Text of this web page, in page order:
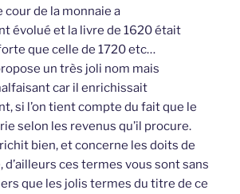
cour de la monnaie a
évolué et la livre de 1620 était
que celle de 1720 etc…
un très joli nom mais
car il enrichissait
si l’on tient compte du fait que le
selon les revenus qu’il procure.
bien, et concerne les doits de
d’ailleurs ces termes vous sont sans
que les jolis termes du titre de ce